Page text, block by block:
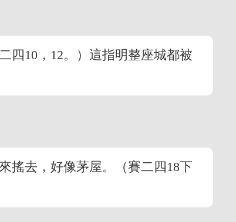
四10，12。）這指明整座城都被
搖去，好像茅屋。（賽二四18下